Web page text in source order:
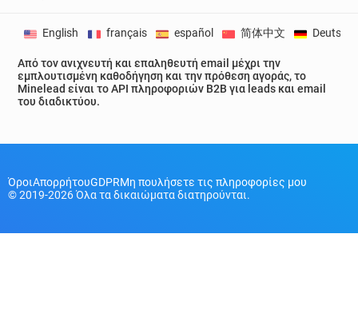
Από τον ανιχνευτή και επαληθευτή email μέχρι την
εμπλουτισμένη καθοδήγηση και την πρόθεση αγοράς, το
Minelead είναι το API πληροφοριών B2B για leads και email
του διαδικτύου.
English français español 简体中文 Deutsch
ΌροιΑπορρήτουGDPRΜη πουλήσετε τις πληροφορίες μου
© 2019-2026 Όλα τα δικαιώματα διατηρούνται.